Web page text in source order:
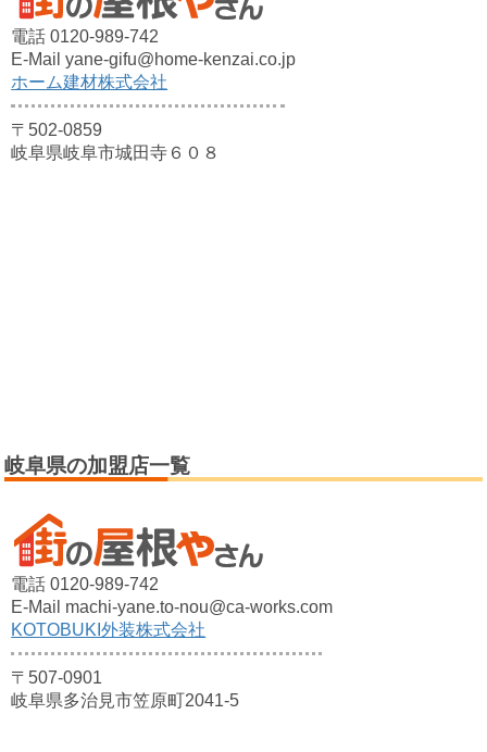
電話 0120-989-742
E-Mail yane-gifu@home-kenzai.co.jp
ホーム建材株式会社
〒502-0859
岐阜県岐阜市城田寺６０８
岐阜県の加盟店一覧
電話 0120-989-742
E-Mail machi-yane.to-nou@ca-works.com
KOTOBUKI外装株式会社
〒507-0901
岐阜県多治見市笠原町2041-5